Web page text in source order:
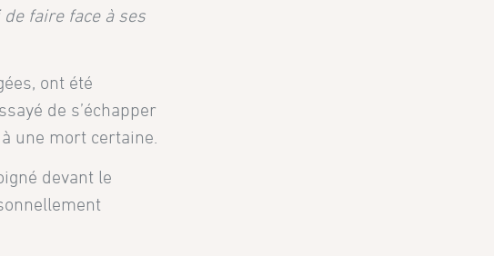
faire face à ses
ont été
de s’échapper
une mort certaine.
devant le